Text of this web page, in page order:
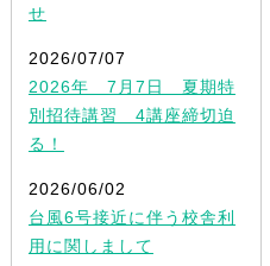
せ
2026/07/07
2026年 7月7日 夏期特
別招待講習 4講座締切迫
る！
2026/06/02
台風6号接近に伴う校舎利
用に関しまして